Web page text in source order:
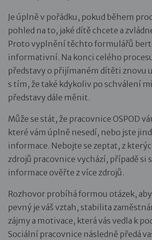
Je úplně v pořádku, pokud během
pohled na to, jaké dítě chcete a
Proto vyplnění těchto formulářů
informativní. Na konci celého
představy o přijímaném dítěti znovu
s tím, že také kdykoliv po schválení
představy dále měnit.
Může se stát, že pracovnice OSPOD
které vám úplně nesedí, nebo jste
informace. Nebojte se zeptat, z
zdrojů pracovnice vychází, případě si
informace ověřte z více zdrojů.
Rozhovor probíhá formou otázek,
pevný je váš vztah, stabilita
zájmy a motivace, která vás vedla k
Sociální pracovnice následně předá